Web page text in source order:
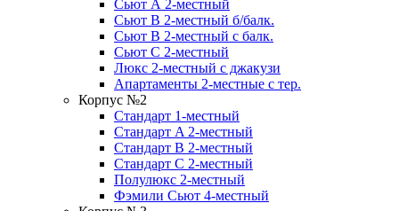
Сьют А 2-местный
Сьют B 2-местный б/балк.
Сьют B 2-местный c балк.
Сьют C 2-местный
Люкс 2-местный с джакузи
Апартаменты 2-местные с тер.
Корпус №2
Стандарт 1-местный
Стандарт A 2-местный
Стандарт B 2-местный
Стандарт C 2-местный
Полулюкс 2-местный
Фэмили Сьют 4-местный